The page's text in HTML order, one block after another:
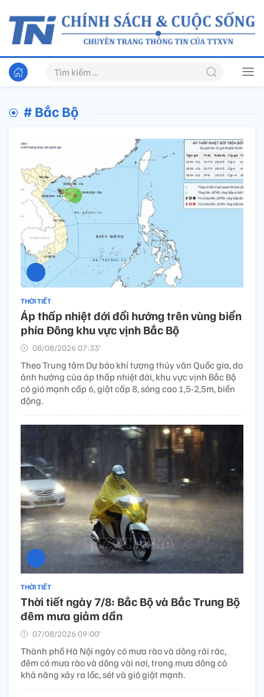
# Bắc Bộ
THỜI TIẾT
Áp thấp nhiệt đới đổi hướng trên vùng biển
phía Đông khu vực vịnh Bắc Bộ
08/08/2026 07:33’
Theo Trung tâm Dự báo khí tượng thủy văn Quốc gia, do
ảnh hưởng của áp thấp nhiệt đới, khu vực vịnh Bắc Bộ
có gió mạnh cấp 6, giật cấp 8, sóng cao 1,5-2,5m, biển
động.
THỜI TIẾT
Thời tiết ngày 7/8: Bắc Bộ và Bắc Trung Bộ
đêm mưa giảm dần
07/08/2026 09:00’
Thành phố Hà Nội ngày có mưa rào và dông rải rác,
đêm có mưa rào và dông vài nơi, trong mưa dông có
khả năng xảy ra lốc, sét và gió giật mạnh.